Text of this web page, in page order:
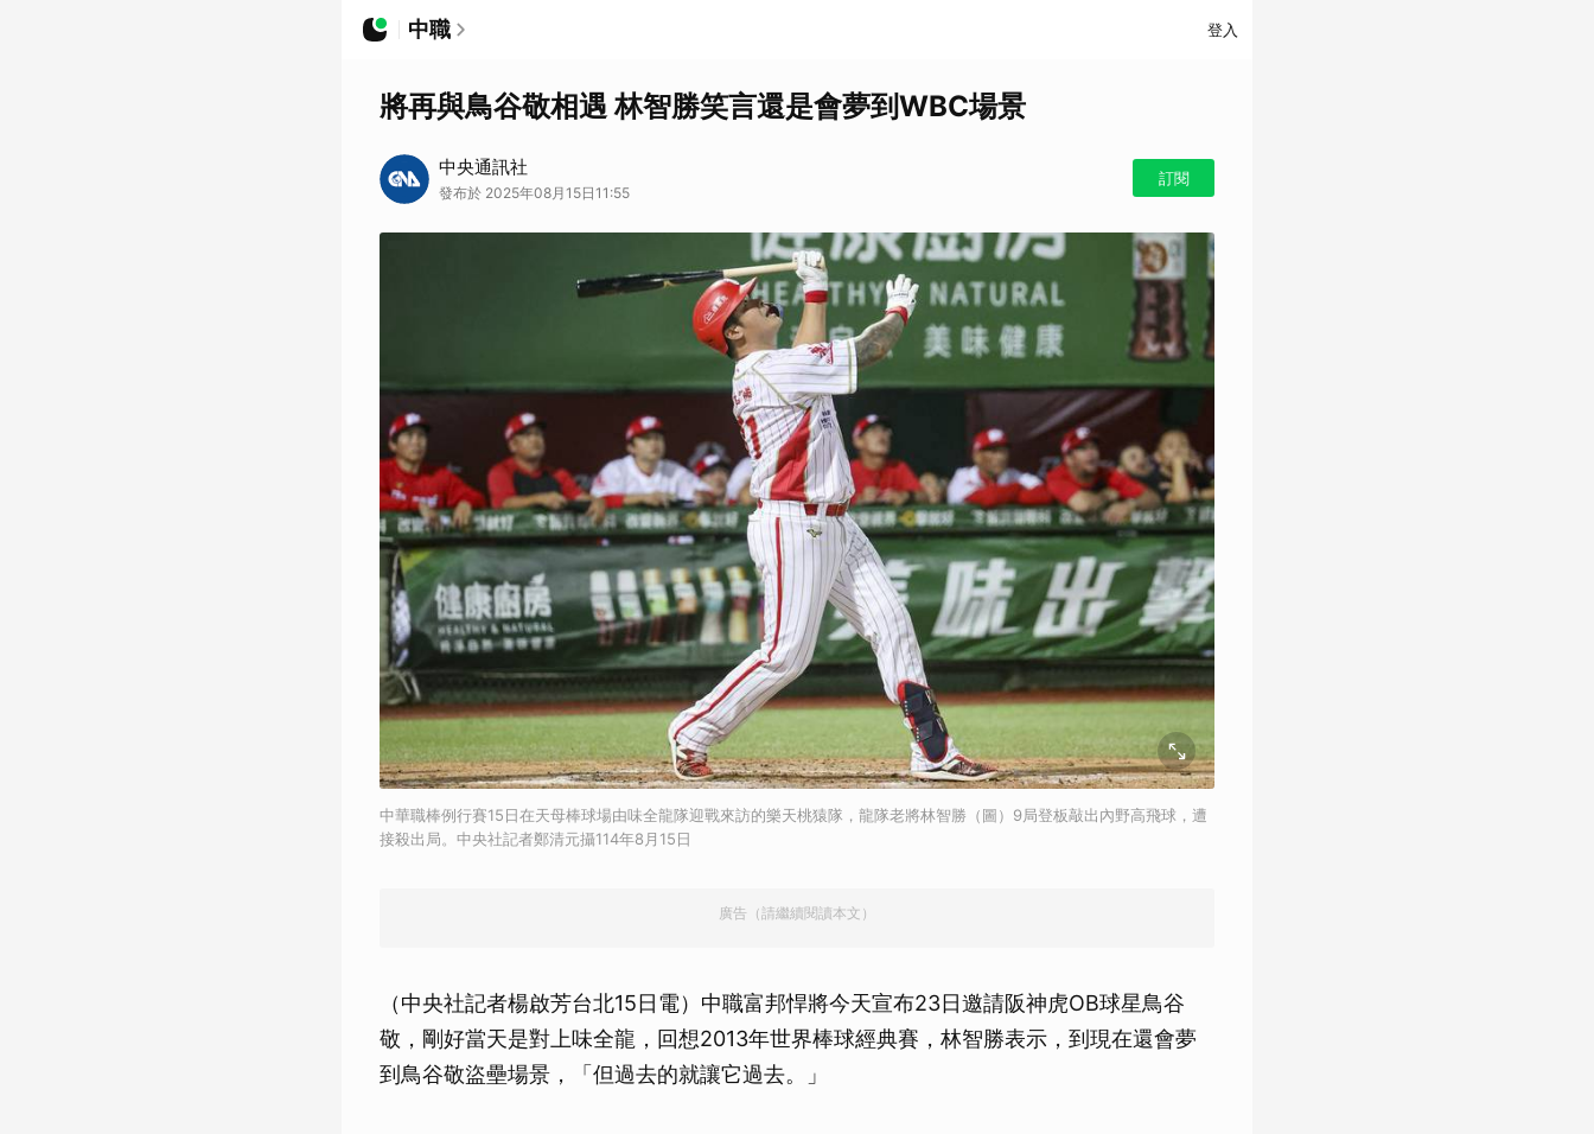
中職 登入
將再與鳥谷敬相遇 林智勝笑言還是會夢到WBC場景
中央通訊社
發布於 2025年08月15日11:55
訂閱
中華職棒例行賽15日在天母棒球場由味全龍隊迎戰來訪的樂天桃猿隊，龍隊老將林智勝（圖）9局登板敲出內野高飛球，遭
接殺出局。中央社記者鄭清元攝114年8月15日
廣告（請繼續閱讀本文）
（中央社記者楊啟芳台北15日電）中職富邦悍將今天宣布23日邀請阪神虎OB球星鳥谷
敬，剛好當天是對上味全龍，回想2013年世界棒球經典賽，林智勝表示，到現在還會夢
到鳥谷敬盜壘場景，「但過去的就讓它過去。」